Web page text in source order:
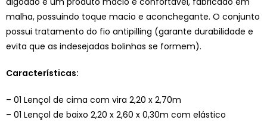
malha, possuindo toque macio e aconchegante. O conjunto
possui tratamento do fio antipilling (garante durabilidade e
evita que as indesejadas bolinhas se formem).
Características:
– 01 Lençol de cima com vira 2,20 x 2,70m
– 01 Lençol de baixo 2,20 x 2,60 x 0,30m com elástico